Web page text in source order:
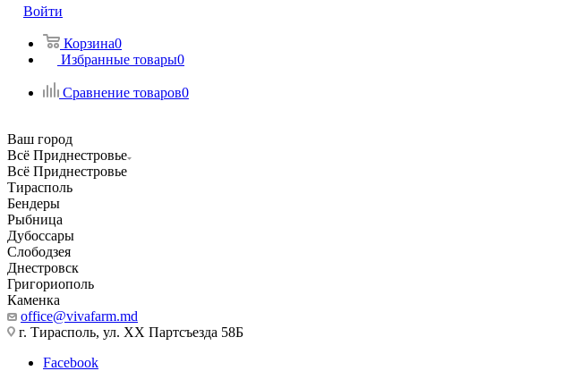
Войти
Корзина0
Избранные товары0
Сравнение товаров0
Ваш город
Всё Приднестровье
Всё Приднестровье
Тирасполь
Бендеры
Рыбница
Дубоссары
Слободзея
Днестровск
Григориополь
Каменка
office@vivafarm.md
г. Тирасполь, ул. ХХ Партсъезда 58Б
Facebook